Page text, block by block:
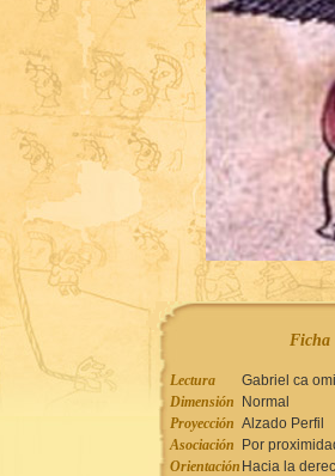
Ficha
Lectura
Gabriel ca
Dimensión Normal
Proyección Alzado Perfil
Asociación Por
Orientación Hacia la